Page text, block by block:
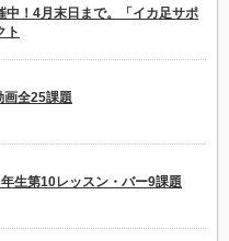
中！4月末日まで。「イカ足サポ
ト
画全25課題
生第10レッスン・バー9課題